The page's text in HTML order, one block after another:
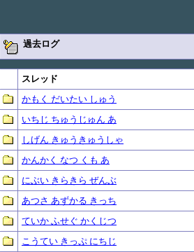
過去ログ
スレッド
かもく だいたい しゅう
いちじ ちゅうじゅん あ
しげん きゅうきゅうしゃ
かんかく なつ くも あ
にぶい きらきら ぜんぶ
あつさ あずかる きっち
ていか ふせぐ かくじつ
こうてい きっぷ にちじ